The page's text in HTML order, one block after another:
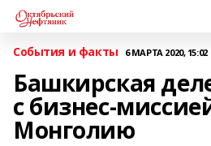
События и факты 6 МАРТА 2020, 15:02
Башкирская
с бизнес-
Монголию